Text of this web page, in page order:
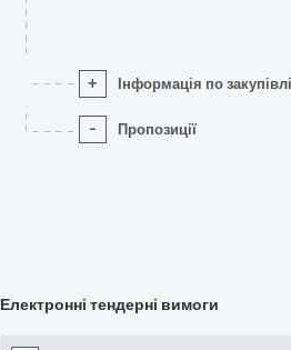
+ Інформація по закупівлі
- Пропозиції
Електронні тендерні вимоги